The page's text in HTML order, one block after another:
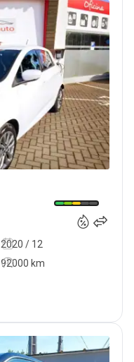
2020 / 12
92000 km